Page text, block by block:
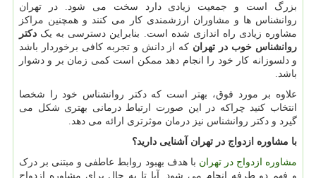
بزرگ است و جمعیت زیادی دارد سخت می شود. در تهران
روا‌نشناس ها و مشاوران ارزشمندی کار می کنند و همچنین مراکز
مشاوره زیادی راه اندازی شده است. بنابراین دسترسی به یک دکتر
روانشناس خوب در تهران که از دانش و تجربه کافی برخوردار باشد
و دلسوزانه کار خود را انجام دهد ممکن است کمی زمان بر و دشوار
باشد.
علاوه بر مورد فوق، بهتر است که دکتر روانشناس خود را شخصا
انتخاب کنید چراکه در این صورت ارتباط درمانی بهتری شکل می
گیرد و دکتر روانشناس نیز درمان موثرتری ارائه می دهد.
با مشاوره ازدواج در تهران آشنایی دارید؟
مشاوره ازدواج در تهران با هدف بهبود روابط عاطفی و مبتنی بر درک
و فهم دو طرفه انجام می شود. آیا تا به حال برای مشاوره ازدواج